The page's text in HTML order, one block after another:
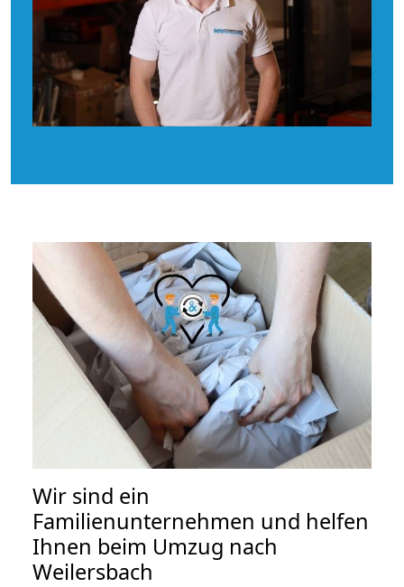
Wir sind ein
Familienunternehmen und helfen
Ihnen beim Umzug nach
Weilersbach